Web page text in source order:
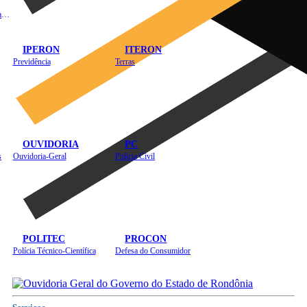
IPERON
Previdência
ITERON
Terras
OUVIDORIA
Ouvidoria-Geral
PC
Polícia Civil
POLITEC
Polícia Técnico-Científica
PROCON
Defesa do Consumidor